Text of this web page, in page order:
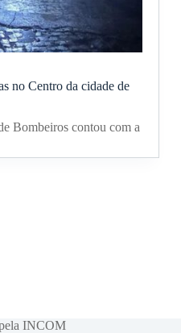
no Centro da cidade de
Bombeiros contou com a
INCOM